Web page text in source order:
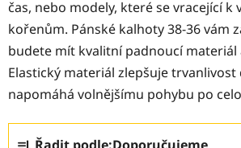
čas, nebo modely, které se vracející k
kořenům. Pánské kalhoty 38-36 vám
budete mít kvalitní padnoucí materiál
Elastický materiál zlepšuje trvanlivost
napomáhá volnějšímu pohybu po
Ř